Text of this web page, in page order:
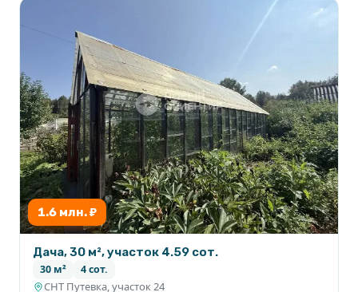
1.6 млн. ₽
Дача, 30 м², участок 4.59 сот.
30 м² 4 сот.
СНТ Путевка, участок 24